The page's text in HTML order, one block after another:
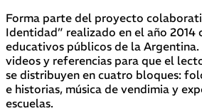
Forma parte del proyecto
Identidad” realizado en el año 2014
educativos públicos de la
videos y referencias para que el
se distribuyen en cuatro bloques:
e historias, música de vendimia y
escuelas.